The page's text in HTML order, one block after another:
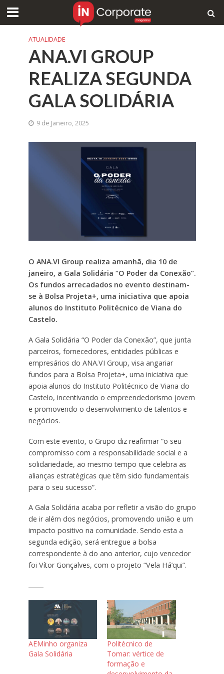
ATUALIDADE
ANA.VI GROUP
REALIZA SEGUNDA
GALA SOLIDÁRIA
9 de Janeiro, 2025
O ANA.VI Group realiza amanhã, dia 10 de
janeiro, a Gala Solidária “O Poder da Conexão”.
Os fundos arrecadados no evento destinam-
se à Bolsa Projeta+, uma iniciativa que apoia
alunos do Instituto Politécnico de Viana do
Castelo.
A Gala Solidária “O Poder da Conexão”, que junta
parceiros, fornecedores, entidades públicas e
empresários do ANA.VI Group, visa angariar
fundos para a Bolsa Projeta+, uma iniciativa que
apoia alunos do Instituto Politécnico de Viana do
Castelo, incentivando o empreendedorismo jovem
e promovendo o desenvolvimento de talentos e
negócios.
Com este evento, o Grupo diz reafirmar “o seu
compromisso com a responsabilidade social e a
solidariedade, ao mesmo tempo que celebra as
alianças estratégicas que têm sido fundamentais
para o seu sucesso”.
A Gala Solidária acaba por refletir a visão do grupo
de ir além dos negócios, promovendo união e um
impacto positivo na comunidade. Sendo esta a
segunda edição, será entregue a bolsa
correspondente à do ano anterior, cujo vencedor
foi Vítor Gonçalves, com o projeto “Vela Há’qui”.
AEMinho organiza
Gala Solidária
Politécnico de
Tomar: vértice de
formação e